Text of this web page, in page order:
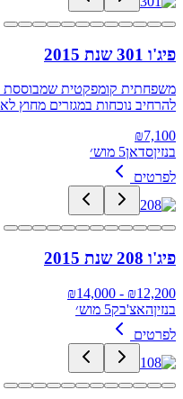
פיג'ו 301 שנת 2015
להרחיב נוכחות במגזרים מחוץ
₪7,100
בנזיןסדאן5 מוש׳
לפרטים
פיג'ו 208 שנת 2015
₪12,200
- ₪
14,000
בנזיןהאצ'בק5 מוש׳
לפרטים